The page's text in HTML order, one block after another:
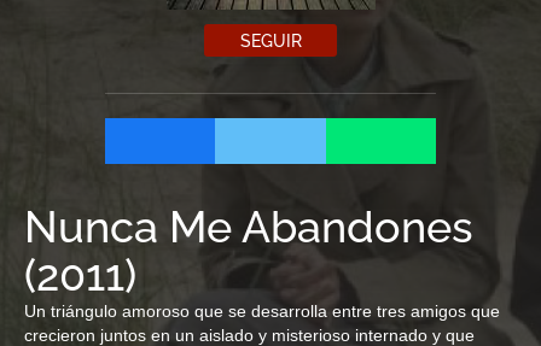
SEGUIR
Nunca Me Abandones
(2011)
Un triángulo amoroso que se desarrolla entre tres amigos que
crecieron juntos en un aislado y misterioso internado y que